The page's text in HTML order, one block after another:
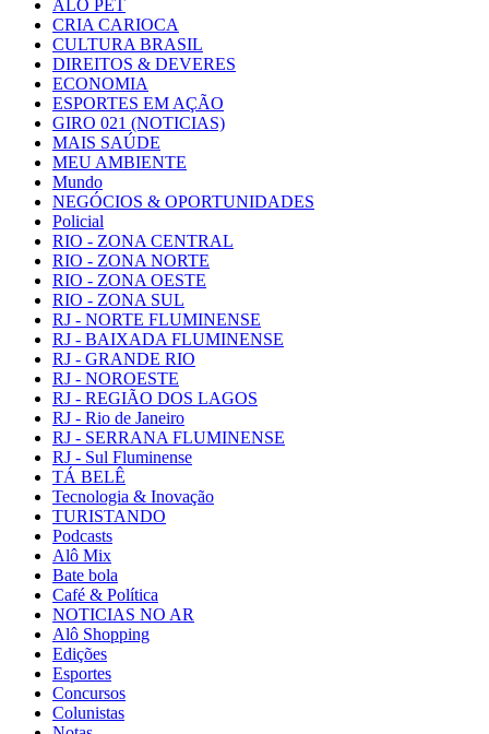
ALÔ PET
CRIA CARIOCA
CULTURA BRASIL
DIREITOS & DEVERES
ECONOMIA
ESPORTES EM AÇÃO
GIRO 021 (NOTICIAS)
MAIS SAÚDE
MEU AMBIENTE
Mundo
NEGÓCIOS & OPORTUNIDADES
Policial
RIO - ZONA CENTRAL
RIO - ZONA NORTE
RIO - ZONA OESTE
RIO - ZONA SUL
RJ - NORTE FLUMINENSE
RJ - BAIXADA FLUMINENSE
RJ - GRANDE RIO
RJ - NOROESTE
RJ - REGIÃO DOS LAGOS
RJ - Rio de Janeiro
RJ - SERRANA FLUMINENSE
RJ - Sul Fluminense
TÁ BELÊ
Tecnologia & Inovação
TURISTANDO
Podcasts
Alô Mix
Bate bola
Café & Política
NOTICIAS NO AR
Alô Shopping
Edições
Esportes
Concursos
Colunistas